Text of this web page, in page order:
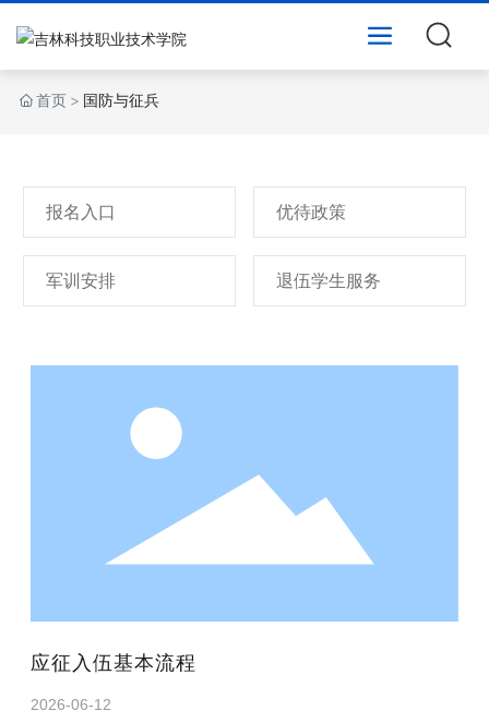
首页 国防与征兵
报名入口 优待政策
军训安排 退伍学生服务
应征入伍基本流程
2026-06-12